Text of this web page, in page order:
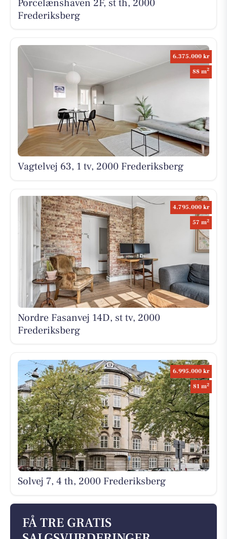
Porcelænshaven 2F, st th, 2000
Frederiksberg
6.375.000 kr
88 m2
Vagtelvej 63, 1 tv, 2000 Frederiksberg
4.795.000 kr
57 m2
Nordre Fasanvej 14D, st tv, 2000
Frederiksberg
6.995.000 kr
81 m2
Solvej 7, 4 th, 2000 Frederiksberg
FÅ TRE GRATIS